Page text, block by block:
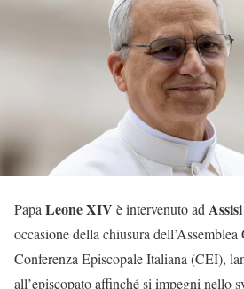
PapaLeone XIV è intervenuto adAssisi
occasione della chiusura dell’Assemblea
Conferenza Episcopale Italiana (CEI),
all’episcopato affinché si impegni nello